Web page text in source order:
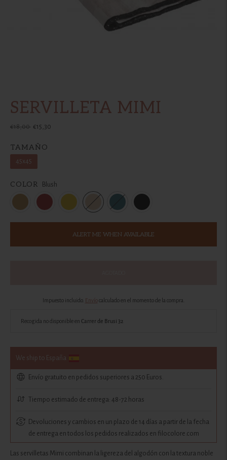
SERVILLETA MIMI
€18,00Precio
€15,30
TAMAÑO
45x45
COLOR Blush
ALERT ME WHEN AVAILABLE
Impuesto incluido. Envíocalculado en el momento de la compra.
Recogida no disponible en Carrer de Brusi 32
We ship to España
Envío gratuito en pedidos superiores a 250 Euros.
Tiempo estimado de entrega: 48-72 horas
Devoluciones y cambios en un plazo de 14 días a partir de la fecha
de entrega en todos los pedidos realizados en filocolore.com
Las servilletas Mimi combinan la ligereza del algodón con la textura noble